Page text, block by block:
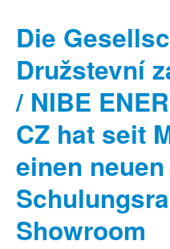
Die
Družstevní
/ NIBE
CZ hat seit
einen neuen
Showroom